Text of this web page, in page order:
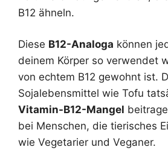
B12 ähneln.
Diese B12-Analoga können
deinem Körper so verwendet
von echtem B12 gewohnt ist.
Sojalebensmittel wie Tofu
Vitamin-B12-Mangel
bei Menschen, die tierisches
wie Vegetarier und Veganer.